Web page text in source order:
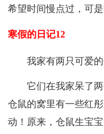
希望时间慢点过，可
寒假的日记12
我家有两只可爱的
它们在我家呆了
仓鼠的窝里有一些红
动！原来，仓鼠生宝